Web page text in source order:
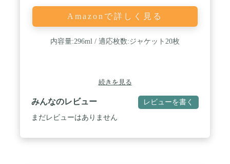
Amazonで詳しく見る
内容量:296ml / 適応枚数:ジャケット20枚
続きを見る
みんなのレビュー レビューを書く
まだレビューはありません